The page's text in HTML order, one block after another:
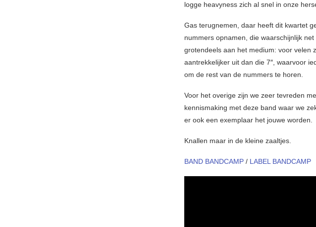
logge heavyness zich al snel in onze
Gas terugnemen, daar heeft dit kwartet
nummers opnamen, die waarschijnlijk
grotendeels aan het medium: voor velen
aantrekkelijker uit dan die 7″, waarvoor
om de rest van de nummers te horen.
Voor het overige zijn we zeer tevreden
kennismaking met deze band waar we
er ook een exemplaar het jouwe worden.
Knallen maar in de kleine zaaltjes.
BAND BANDCAMP / LABEL BANDCAMP